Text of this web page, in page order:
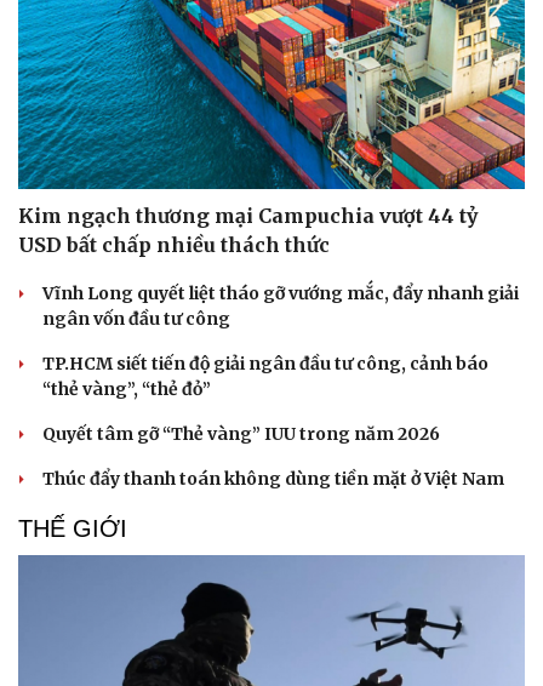
Bóng đá
Lịch thi đấu bóng đá
Thế giới thể thao
Hậu trường
Tư vấn
Kim ngạch thương mại Campuchia vượt 44 tỷ
USD bất chấp nhiều thách thức
Vĩnh Long quyết liệt tháo gỡ vướng mắc, đẩy nhanh giải
ngân vốn đầu tư công
TP.HCM siết tiến độ giải ngân đầu tư công, cảnh báo
“thẻ vàng”, “thẻ đỏ”
Quyết tâm gỡ “Thẻ vàng” IUU trong năm 2026
Thúc đẩy thanh toán không dùng tiền mặt ở Việt Nam
THẾ GIỚI